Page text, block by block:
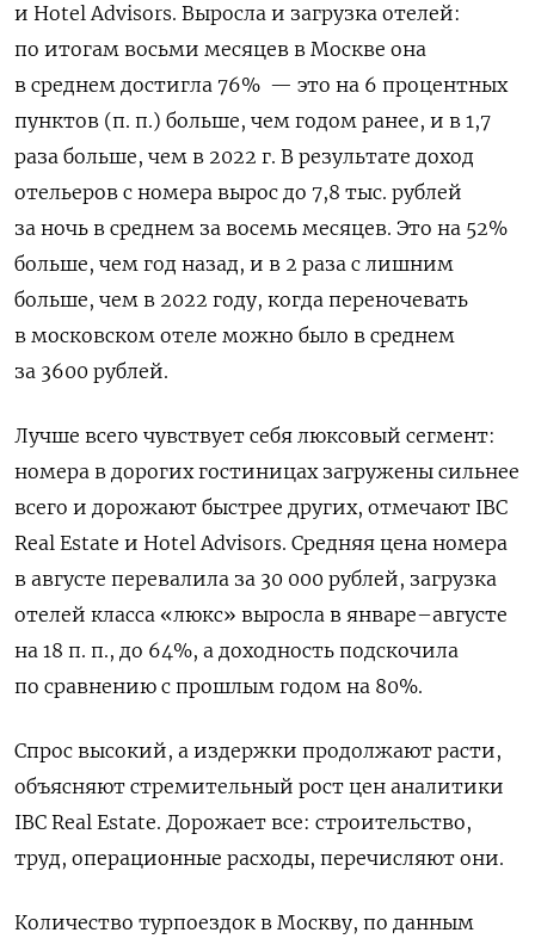
и Hotel Advisors. Выросла и загрузка отелей:
по итогам восьми месяцев в Москве она
в среднем достигла 76% — это на 6 процентных
пунктов (п. п.) больше, чем годом ранее, и в 1,7
раза больше, чем в 2022 г. В результате доход
отельеров с номера вырос до 7,8 тыс. рублей
за ночь в среднем за восемь месяцев. Это на 52%
больше, чем год назад, и в 2 раза с лишним
больше, чем в 2022 году, когда переночевать
в московском отеле можно было в среднем
за 3600 рублей.
Лучше всего чувствует себя люксовый сегмент:
номера в дорогих гостиницах загружены сильнее
всего и дорожают быстрее других, отмечают IBC
Real Estate и Hotel Advisors. Средняя цена номера
в августе перевалила за 30 000 рублей, загрузка
отелей класса «люкс» выросла в январе–августе
на 18 п. п., до 64%, а доходность подскочила
по сравнению с прошлым годом на 80%.
Спрос высокий, а издержки продолжают расти,
объясняют стремительный рост цен аналитики
IBC Real Estate. Дорожает все: строительство,
труд, операционные расходы, перечисляют они.
Количество турпоездок в Москву, по данным